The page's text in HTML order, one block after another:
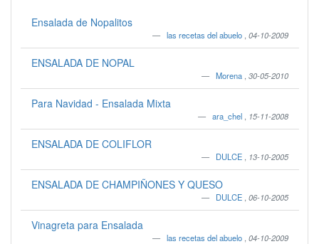
Ensalada de Nopalitos
las recetas del abuelo 04-10-2009
ENSALADA DE NOPAL
Morena 30-05-2010
Para Navidad - Ensalada Mixta
ara_chel 15-11-2008
ENSALADA DE COLIFLOR
DULCE 13-10-2005
ENSALADA DE CHAMPIÑONES Y QUESO
DULCE 06-10-2005
Vinagreta para Ensalada
las recetas del abuelo 04-10-2009